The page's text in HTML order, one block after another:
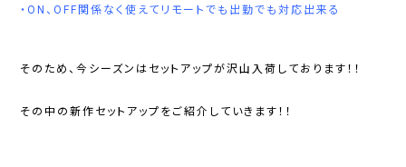
・ON、OFF関係なく使えてリモートでも出勤でも対応出来る
そのため、今シーズンはセットアップが沢山入荷しております！！
その中の新作セットアップをご紹介していきます！！